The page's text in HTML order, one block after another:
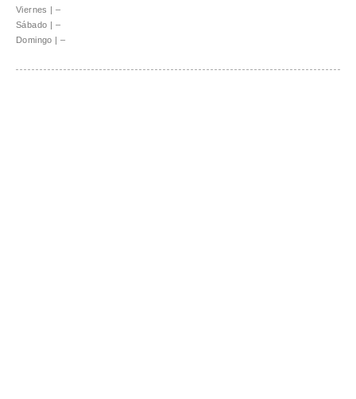
Viernes | –
Sábado | –
Domingo | –